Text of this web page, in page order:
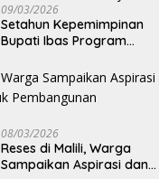
09/03/2026
Setahun Kepemimpinan
Bupati Ibas Program
Direalisasi, Petani Luwu
Timur Bertanya!
08/03/2026
Reses di Malili, Warga
Sampaikan Aspirasi dan